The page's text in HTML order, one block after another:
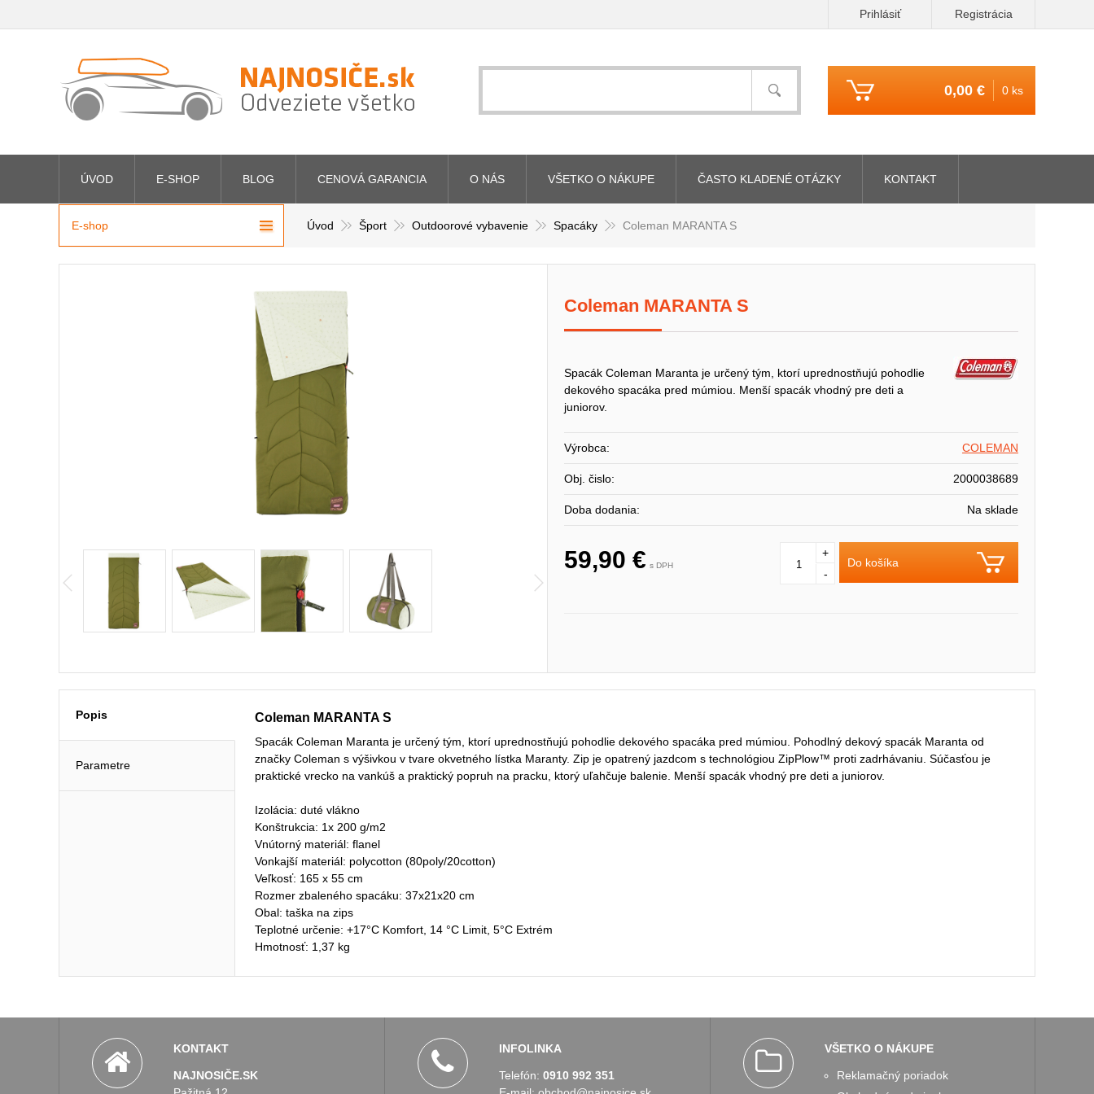
Prihlásiť Registrácia
0,00 € 0 ks
Úvod Šport Outdoorové vybavenie Spacáky Coleman MARANTA S
Coleman MARANTA S
Spacák Coleman Maranta je určený tým, ktorí uprednostňujú pohodlie
dekového spacáka pred múmiou. Menší spacák vhodný pre deti a
juniorov.
Výrobca: COLEMAN
Obj. čislo: 2000038689
Doba dodania: Na sklade
59,90 € s DPH Do košíka
+
-
Popis
Parametre
Coleman MARANTA S
Spacák Coleman Maranta je určený tým, ktorí uprednostňujú pohodlie dekového spacáka pred múmiou. Pohodlný dekový spacák Maranta od
značky Coleman s výšivkou v tvare okvetného lístka Maranty. Zip je opatrený jazdcom s technológiou ZipPlow™ proti zadrhávaniu. Súčasťou je
praktické vrecko na vankúš a praktický popruh na pracku, ktorý uľahčuje balenie. Menší spacák vhodný pre deti a juniorov.
Izolácia: duté vlákno
Konštrukcia: 1x 200 g/m2
Vnútorný materiál: flanel
Vonkajší materiál: polycotton (80poly/20cotton)
Veľkosť: 165 x 55 cm
Rozmer zbaleného spacáku: 37x21x20 cm
Obal: taška na zips
Teplotné určenie: +17°C Komfort, 14 °C Limit, 5°C Extrém
Hmotnosť: 1,37 kg
E-shop
ÚVOD E-SHOP BLOG CENOVÁ GARANCIA O NÁS VŠETKO O NÁKUPE ČASTO KLADENÉ OTÁZKY KONTAKT
KONTAKT
NAJNOSIČE.SK
INFOLINKA
Telefón: 0910 992 351
VŠETKO O NÁKUPE
Reklamačný poriadok